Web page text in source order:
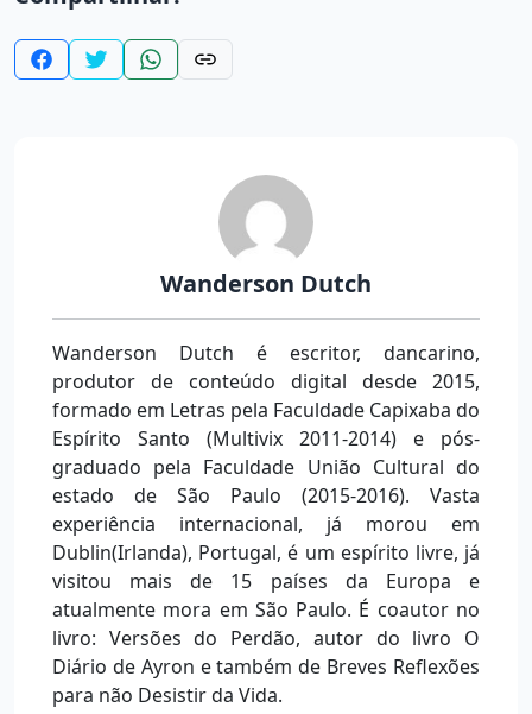
Wanderson Dutch
Wanderson Dutch é escritor, dancarino,
produtor de conteúdo digital desde 2015,
formado em Letras pela Faculdade Capixaba do
Espírito Santo (Multivix 2011-2014) e pós-
graduado pela Faculdade União Cultural do
estado de São Paulo (2015-2016). Vasta
experiência internacional, já morou em
Dublin(Irlanda), Portugal, é um espírito livre, já
visitou mais de 15 países da Europa e
atualmente mora em São Paulo. É coautor no
livro: Versões do Perdão, autor do livro O
Diário de Ayron e também de Breves Reflexões
para não Desistir da Vida.